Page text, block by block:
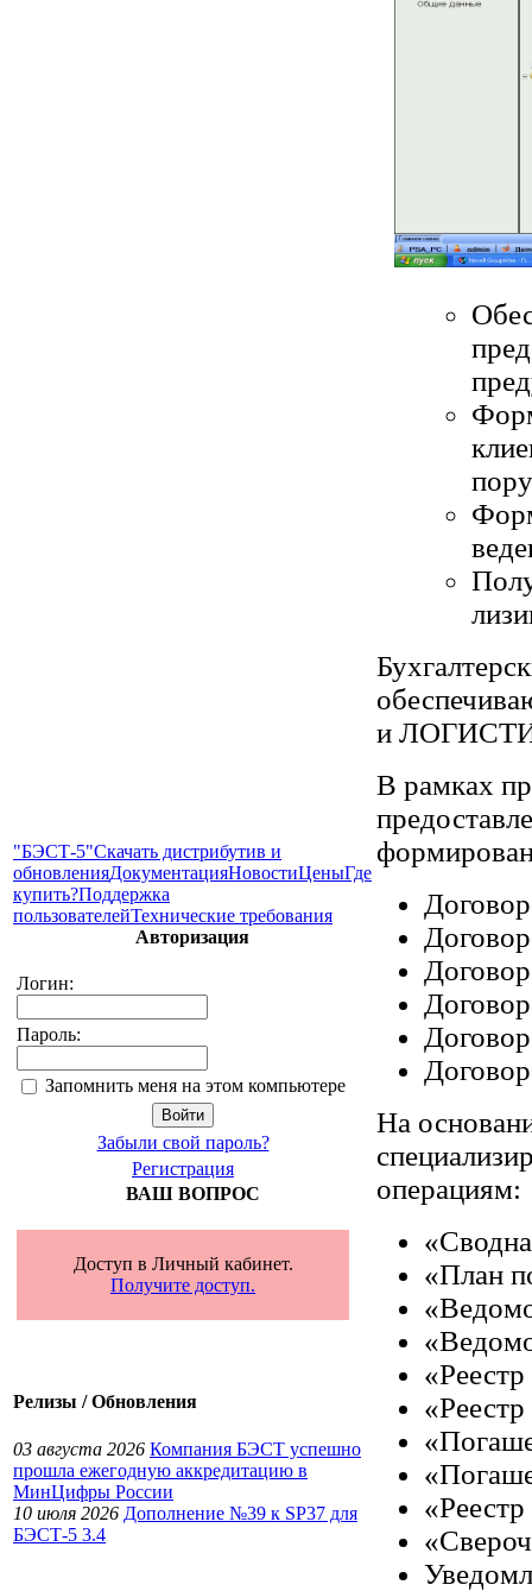
"БЭСТ-5"Скачать дистрибутив и
обновленияДокументацияНовостиЦеныГде
купить?Поддержка
пользователейТехнические требования
Авторизация
Логин:
Пароль:
Запомнить меня на этом компьютере
Забыли свой пароль?
Регистрация
ВАШ ВОПРОС
Доступ в Личный кабинет.
Получите доступ.
Релизы / Обновления
03 августа 2026 Компания БЭСТ успешно
прошла ежегодную аккредитацию в
МинЦифры России
10 июля 2026 Дополнение №39 к SP37 для
БЭСТ-5 3.4
и
В рамках
На
операциям:
«План